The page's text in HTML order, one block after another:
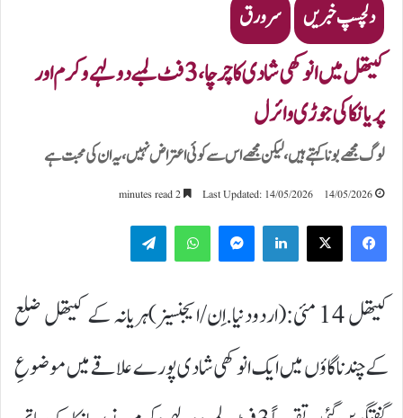
دلچسپ خبریں سرورق
کیتھل میں انوکھی شادی کا چرچا، 3 فٹ لمبے دولہے وکرم اور
پریانکا کی جوڑی وائرل
لوگ مجھے بونا کہتے ہیں، لیکن مجھے اس سے کوئی اعتراض نہیں، یہ ان کی محبت ہے
14/05/2026
Last Updated: 14/05/2026
LinkedIn
WhatsApp
کیتھل 14 مئی:(اردودنیا.اِن/ایجنسیز)ہریانہ کے کیتھل ضلع
کے چندنا گاؤں میں ایک انوکھی شادی پورے علاقے میں موضوعِ